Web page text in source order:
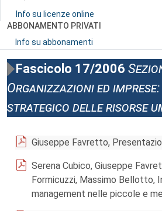
Info su licenze online
ABBONAMENTO PRIVATI
Info su abbonamenti
Fascicolo 17/2006
Organizzazioni ed
strategico delle risorse
Giuseppe Favretto,
Serena Cubico, Giuseppe
Formicuzzi, Massimo Bellotto,
management nelle piccole e